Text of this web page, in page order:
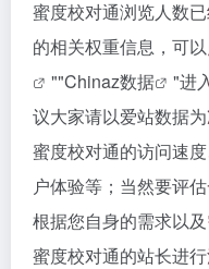
蜜度校对通浏览人数
的相关权重信息，可
""Chinaz数据
"进
议大家请以爱站数据
蜜度校对通的访问速
户体验等；当然要评
根据您自身的需求以
蜜度校对通的站长进